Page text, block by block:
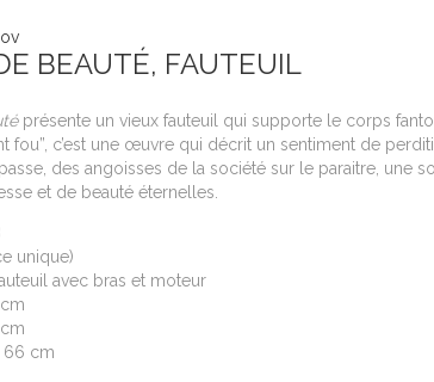
BEAUTÉ, FAUTEUIL
présente un vieux fauteuil qui supporte le corps
fou”, c’est une œuvre qui décrit un sentiment de
des angoisses de la société sur le paraitre, une
et de beauté éternelles.
unique)
avec bras et moteur
66 cm